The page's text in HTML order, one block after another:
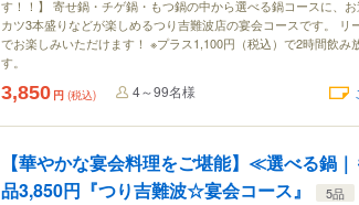
す！！】 寄せ鍋・チゲ鍋・もつ鍋の中から選べる鍋コースに、
カツ3本盛りなどが楽しめるつり吉難波店の宴会コースです。 リ
でお楽しみいただけます！ ※プラス1,100円（税込）で2時間飲み
す。
3,850 円 (税込) 4～99名様
【華やかな宴会料理をご堪能】≪選べる鍋
品3,850円『つり吉難波☆宴会コース』
5品